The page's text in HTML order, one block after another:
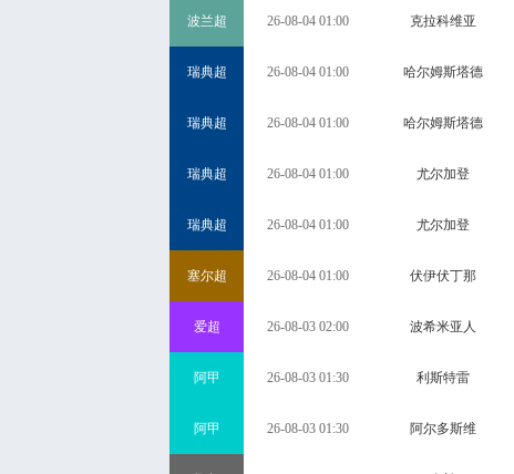
波兰超 26-08-04 01:00 克拉科维亚
瑞典超 26-08-04 01:00 哈尔姆斯塔德
瑞典超 26-08-04 01:00 哈尔姆斯塔德
瑞典超 26-08-04 01:00 尤尔加登
瑞典超 26-08-04 01:00 尤尔加登
塞尔超 26-08-04 01:00 伏伊伏丁那
爱超 26-08-03 02:00 波希米亚人
阿甲 26-08-03 01:30 利斯特雷
阿甲 26-08-03 01:30 阿尔多斯维